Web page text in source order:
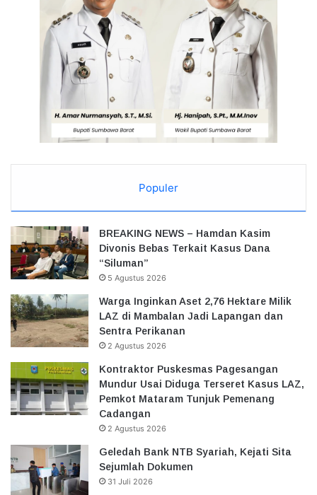
Populer
BREAKING NEWS – Hamdan Kasim
Divonis Bebas Terkait Kasus Dana
“Siluman”
5 Agustus 2026
Warga Inginkan Aset 2,76 Hektare Milik
LAZ di Mambalan Jadi Lapangan dan
Sentra Perikanan
2 Agustus 2026
Kontraktor Puskesmas Pagesangan
Mundur Usai Diduga Terseret Kasus LAZ,
Pemkot Mataram Tunjuk Pemenang
Cadangan
2 Agustus 2026
Geledah Bank NTB Syariah, Kejati Sita
Sejumlah Dokumen
31 Juli 2026